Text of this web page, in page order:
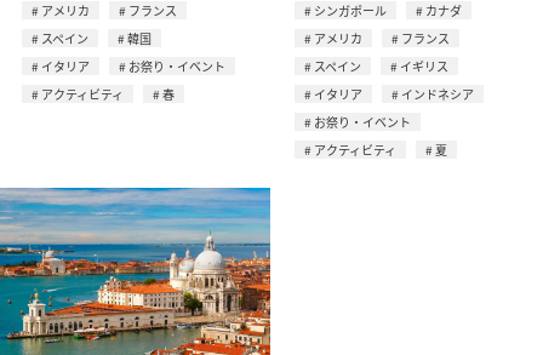
アメリカ
フランス
スペイン
韓国
イタリア
お祭り・イベント
アクティビティ
春
シンガポール
カナダ
アメリカ
フランス
スペイン
イギリス
イタリア
インドネシア
お祭り・イベント
アクティビティ
夏